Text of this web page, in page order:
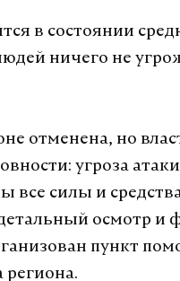
в состоянии
ничего не
отменена, но
угроза
все силы и
осмотр и
пункт
региона.